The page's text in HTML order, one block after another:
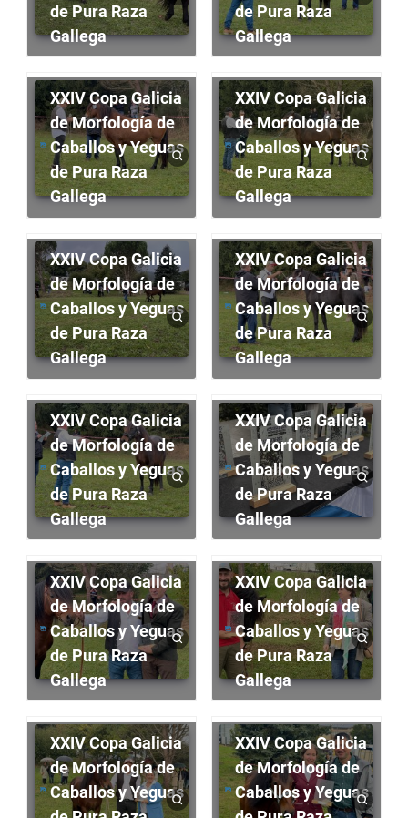
de Pura Raza
Gallega
de Pura Raza
Gallega
XXIV Copa Galicia
de Morfología de
Caballos y Yeguas
de Pura Raza
Gallega
XXIV Copa Galicia
de Morfología de
Caballos y Yeguas
de Pura Raza
Gallega
XXIV Copa Galicia
de Morfología de
Caballos y Yeguas
de Pura Raza
Gallega
XXIV Copa Galicia
de Morfología de
Caballos y Yeguas
de Pura Raza
Gallega
XXIV Copa Galicia
de Morfología de
Caballos y Yeguas
de Pura Raza
Gallega
XXIV Copa Galicia
de Morfología de
Caballos y Yeguas
de Pura Raza
Gallega
XXIV Copa Galicia
de Morfología de
Caballos y Yeguas
de Pura Raza
Gallega
XXIV Copa Galicia
de Morfología de
Caballos y Yeguas
de Pura Raza
Gallega
XXIV Copa Galicia
de Morfología de
Caballos y Yeguas
XXIV Copa Galicia
de Morfología de
Caballos y Yeguas